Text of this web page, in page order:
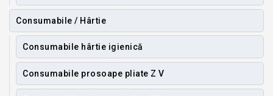
Consumabile / Hârtie
Consumabile hârtie igienică
Consumabile prosoape pliate Z V